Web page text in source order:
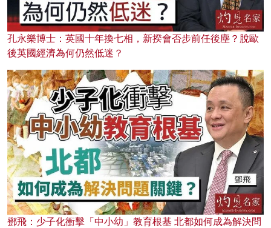
孔永樂博士：英國十年換七相，新揆會否步前任後塵？脫歐
後英國經濟為何仍然低迷？
鄧飛：少子化衝擊「中小幼」教育根基 北都如何成為解決問